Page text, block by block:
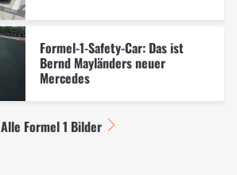
Formel-1-Safety-Car: Das ist
Bernd Mayländers neuer
Mercedes
Alle Formel 1 Bilder